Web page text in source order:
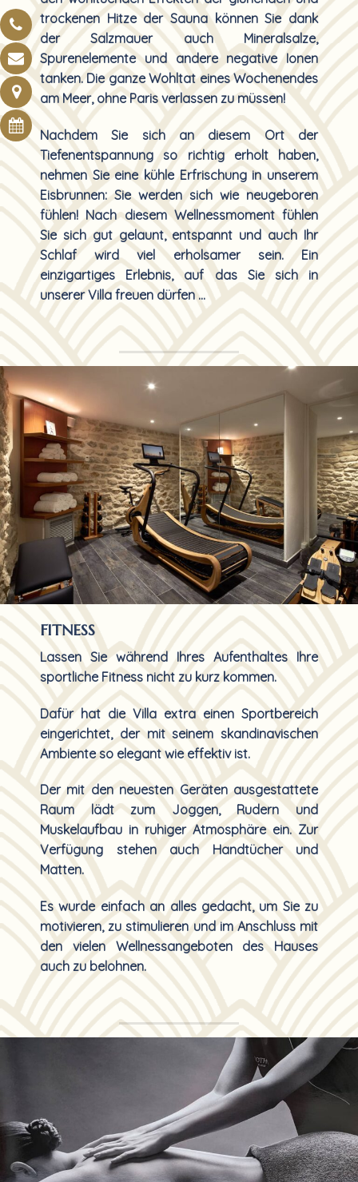
trockenen Hitze der Sauna können Sie dank
der Salzmauer auch Mineralsalze,
Spurenelemente und andere negative Ionen
tanken. Die ganze Wohltat eines Wochenendes
am Meer, ohne Paris verlassen zu müssen!
Nachdem Sie sich an diesem Ort der
Tiefenentspannung so richtig erholt haben,
nehmen Sie eine kühle Erfrischung in unserem
Eisbrunnen: Sie werden sich wie neugeboren
fühlen! Nach diesem Wellnessmoment fühlen
Sie sich gut gelaunt, entspannt und auch Ihr
Schlaf wird viel erholsamer sein. Ein
einzigartiges Erlebnis, auf das Sie sich in
unserer Villa freuen dürfen …
FITNESS
Lassen Sie während Ihres Aufenthaltes Ihre
sportliche Fitness nicht zu kurz kommen.
Dafür hat die Villa extra einen Sportbereich
eingerichtet, der mit seinem skandinavischen
Ambiente so elegant wie effektiv ist.
Der mit den neuesten Geräten ausgestattete
Raum lädt zum Joggen, Rudern und
Muskelaufbau in ruhiger Atmosphäre ein. Zur
Verfügung stehen auch Handtücher und
Matten.
Es wurde einfach an alles gedacht, um Sie zu
motivieren, zu stimulieren und im Anschluss mit
den vielen Wellnessangeboten des Hauses
auch zu belohnen.